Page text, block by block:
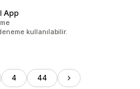
App
kullanılabilir.
4 44